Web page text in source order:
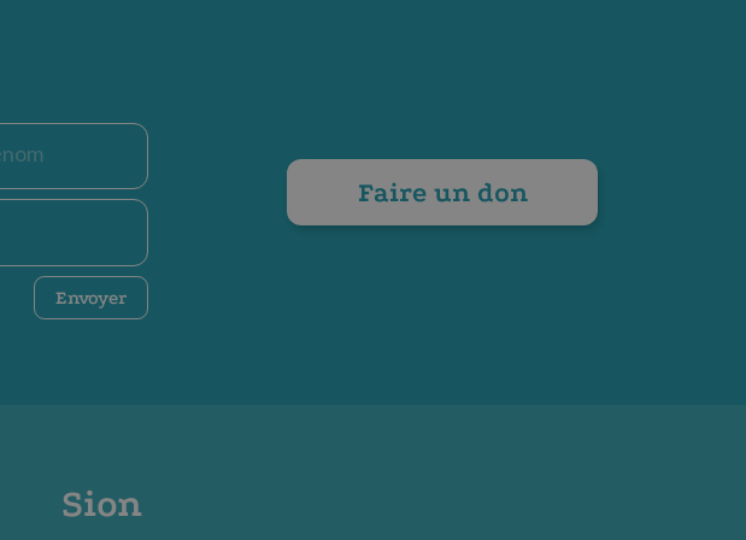
Envoyer
Faire un don
Sion